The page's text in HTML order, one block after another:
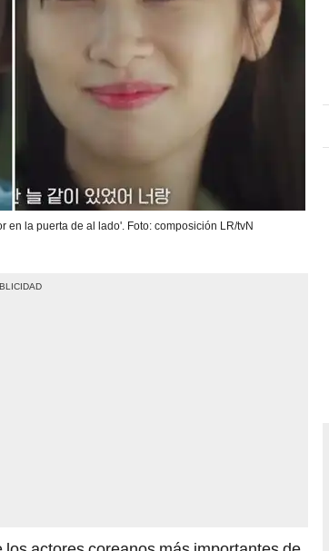
en la puerta de al lado'. Foto: composición LR/tvN